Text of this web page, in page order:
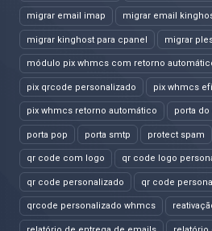
migrar email imap migrar email
migrar kinghost para cpanel migrar
módulo pix whmcs com retorno
pix qrcode personalizado pix whmcs efi
pix whmcs retorno automático porta do
porta pop porta smtp protect spam
qr code com logo qr code logo
qr code personalizado qr code
qrcode personalizado whmcs